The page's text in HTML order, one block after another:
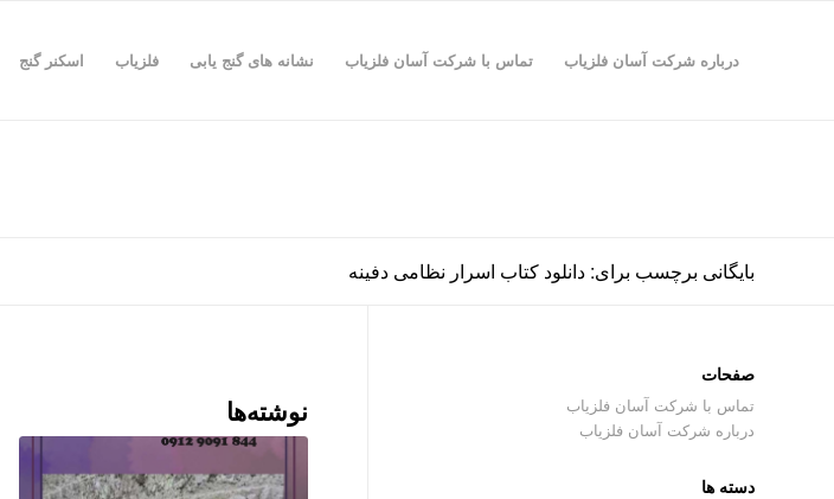
درباره شرکت آسان فلزیاب تماس با شرکت آسان فلزیاب نشانه های گنج یابی فلزیاب اسکنر گنج
بایگانی برچسب برای: دانلود کتاب اسرار نظامی دفینه
نوشته‌ها
صفحات
تماس با شرکت آسان فلزیاب
درباره شرکت آسان فلزیاب
دسته ها